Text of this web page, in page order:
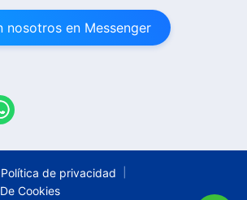
nosotros en Messenger
Política de privacidad
Cookies